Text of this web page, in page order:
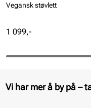
Vegansk støvlett
Pris
1 099,-
Vi har mer å by på –